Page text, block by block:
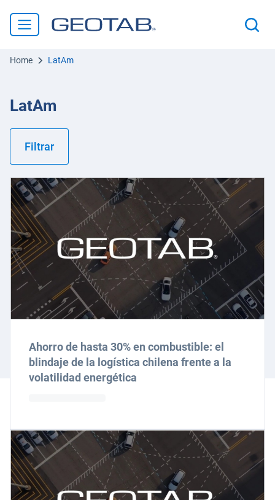
Home LatAm
LatAm
Filtrar
Ahorro de hasta 30% en combustible: el
blindaje de la logística chilena frente a la
volatilidad energética